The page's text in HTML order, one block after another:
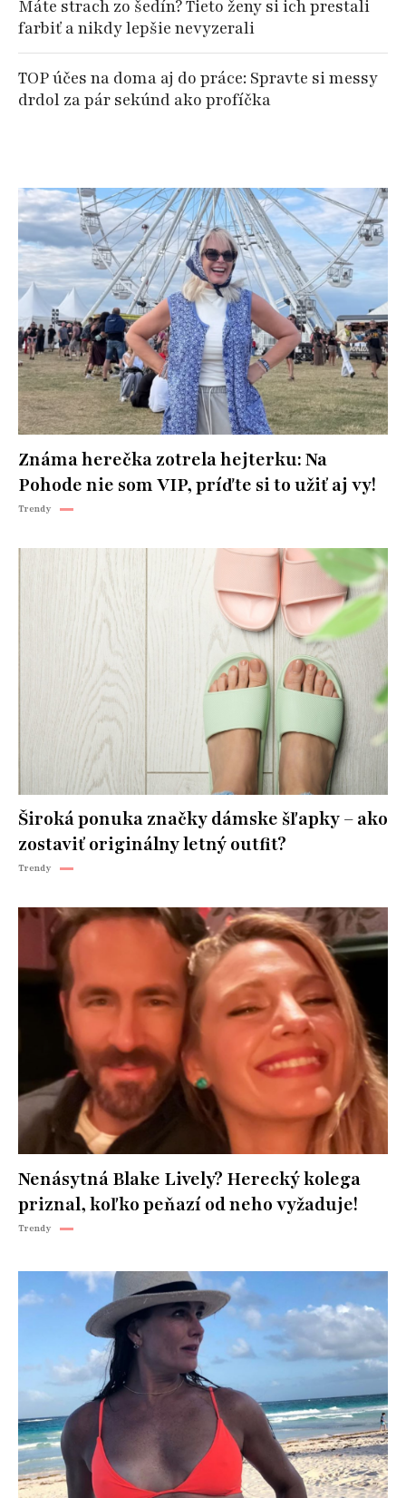
Máte strach zo šedín? Tieto ženy si ich prestali
farbiť a nikdy lepšie nevyzerali
TOP účes na doma aj do práce: Spravte si messy
drdol za pár sekúnd ako profíčka
Známa herečka zotrela hejterku: Na
Pohode nie som VIP, príďte si to užiť aj vy!
Trendy
Široká ponuka značky dámske šľapky – ako
zostaviť originálny letný outfit?
Trendy
Nenásytná Blake Lively? Herecký kolega
priznal, koľko peňazí od neho vyžaduje!
Trendy